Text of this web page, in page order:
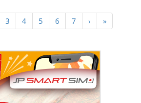
3 4 5 6 7 › »